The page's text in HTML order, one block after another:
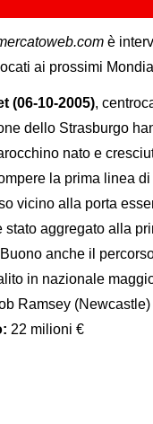
è
ai prossimi
(06-10-2005),
dello Strasburgo
nato e
la prima linea
vicino alla porta
stato aggregato alla
anche il
in nazionale
Ramsey (Newcastle)
22 milioni €